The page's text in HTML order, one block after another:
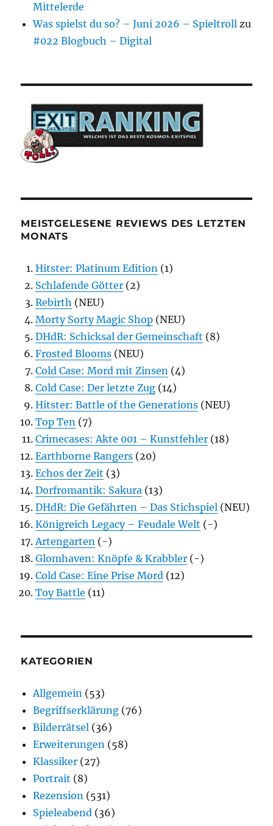
Mittelerde
Was spielst du so? – Juni 2026 – Spieltroll zu
#022 Blogbuch – Digital
MEISTGELESENE REVIEWS DES LETZTEN
MONATS
Hitster: Platinum Edition (1)
Schlafende Götter (2)
Rebirth (NEU)
Morty Sorty Magic Shop (NEU)
DHdR: Schicksal der Gemeinschaft (8)
Frosted Blooms (NEU)
Cold Case: Mord mit Zinsen (4)
Cold Case: Der letzte Zug (14)
Hitster: Battle of the Generations (NEU)
Top Ten (7)
Crimecases: Akte 001 – Kunstfehler (18)
Earthborne Rangers (20)
Echos der Zeit (3)
Dorfromantik: Sakura (13)
DHdR: Die Gefährten – Das Stichspiel (NEU)
Königreich Legacy – Feudale Welt (-)
Artengarten (-)
Glomhaven: Knöpfe & Krabbler (-)
Cold Case: Eine Prise Mord (12)
Toy Battle (11)
KATEGORIEN
Allgemein (53)
Begriffserklärung (76)
Bilderrätsel (36)
Erweiterungen (58)
Klassiker (27)
Portrait (8)
Rezension (531)
Spieleabend (36)